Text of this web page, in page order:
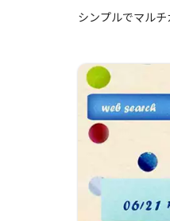
シンプルでマル